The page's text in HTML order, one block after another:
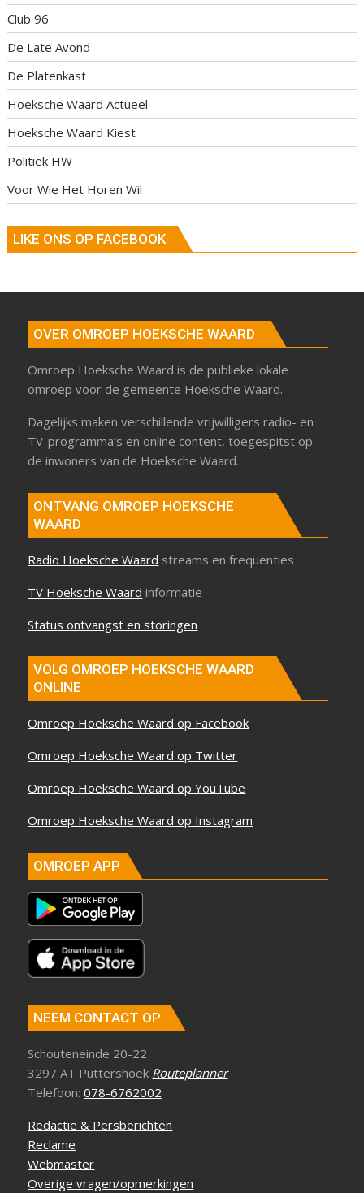
Club 96
De Late Avond
De Platenkast
Hoeksche Waard Actueel
Hoeksche Waard Kiest
Politiek HW
Voor Wie Het Horen Wil
LIKE ONS OP FACEBOOK
OVER OMROEP HOEKSCHE WAARD
Omroep Hoeksche Waard is de publieke lokale
omroep voor de gemeente Hoeksche Waard.
Dagelijks maken verschillende vrijwilligers radio- en
TV-programma’s en online content, toegespitst op
de inwoners van de Hoeksche Waard.
ONTVANG OMROEP HOEKSCHE
WAARD
Radio Hoeksche Waard streams en frequenties
TV Hoeksche Waard informatie
Status ontvangst en storingen
VOLG OMROEP HOEKSCHE WAARD
ONLINE
Omroep Hoeksche Waard op Facebook
Omroep Hoeksche Waard op Twitter
Omroep Hoeksche Waard op YouTube
Omroep Hoeksche Waard op Instagram
OMROEP APP
NEEM CONTACT OP
Schouteneinde 20-22
3297 AT Puttershoek Routeplanner
Telefoon:078-6762002
Redactie & Persberichten
Reclame
Webmaster
Overige vragen/opmerkingen